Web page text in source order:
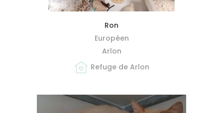
MIEUX ME CONNAÎTRE
Ron
Européen
Arlon
Refuge de Arlon